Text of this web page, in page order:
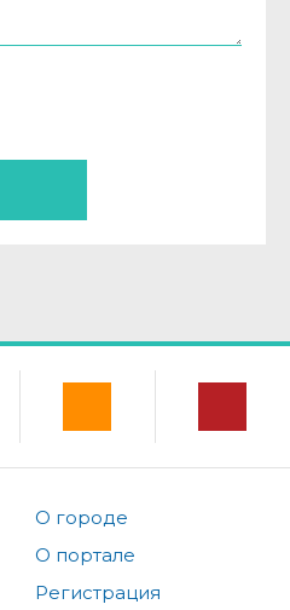
О городе
О портале
Регистрация